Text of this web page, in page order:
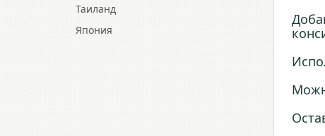
Таиланд
Япония